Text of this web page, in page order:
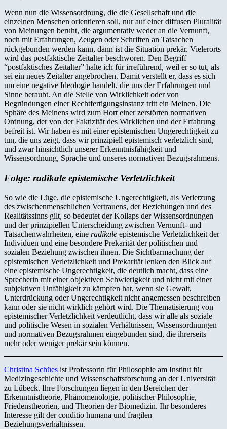
Wenn nun die Wissensordnung, die die Gesellschaft und die
einzelnen Menschen orientieren soll, nur auf einer diffusen Pluralität
von Meinungen beruht, die argumentativ weder an die Vernunft,
noch mit Erfahrungen, Zeugen oder Schriften an Tatsachen
rückgebunden werden kann, dann ist die Situation prekär. Vielerorts
wird das postfaktische Zeitalter beschworen. Den Begriff
“postfaktisches Zeitalter” halte ich für irreführend, weil er so tut, als
sei ein neues Zeitalter angebrochen. Damit verstellt er, dass es sich
um eine negative Ideologie handelt, die uns der Erfahrungen und
Sinne beraubt. An die Stelle von Wirklichkeit oder von
Begründungen einer Rechtfertigungsinstanz tritt ein Meinen. Die
Sphäre des Meinens wird zum Hort einer zerstörten normativen
Ordnung, der von der Faktizität des Wirklichen und der Erfahrung
befreit ist. Wir haben es mit einer epistemischen Ungerechtigkeit zu
tun, die uns zeigt, dass wir prinzipiell epistemisch verletzlich sind,
und zwar hinsichtlich unserer Erkenntnisfähigkeit und
Wissensordnung, Sprache und unseres normativen Bezugsrahmens.
Folge: radikale epistemische Verletzlichkeit
So wie die Lüge, die epistemische Ungerechtigkeit, als Verletzung
des zwischenmenschlichen Vertrauens, der Beziehungen und des
Realitätssinns gilt, so bedeutet der Kollaps der Wissensordnungen
und der prinzipiellen Unterscheidung zwischen Vernunft- und
Tatsachenwahrheiten, eine radikale epistemische Verletzlichkeit der
Individuen und eine besondere Prekarität der politischen und
sozialen Beziehung zwischen ihnen. Die Sichtbarmachung der
epistemischen Verletzlichkeit und Prekarität lenken den Blick auf
eine epistemische Ungerechtigkeit, die deutlich macht, dass eine
Sprecherin mit einer objektiven Schwierigkeit und nicht mit einer
subjektiven Unfähigkeit zu kämpfen hat, wenn sie Gewalt,
Unterdrückung oder Ungerechtigkeit nicht angemessen beschreiben
kann oder sie nicht wirklich gehört wird. Die Thematisierung von
epistemischer Verletzlichkeit verdeutlicht, dass wir alle als soziale
und politische Wesen in sozialen Verhältnissen, Wissensordnungen
und normativen Bezugsrahmen eingebunden sind, die ihrerseits
mehr oder weniger prekär sein können.
Christina Schües ist Professorin für Philosophie am Institut für
Medizingeschichte und Wissenschaftsforschung an der Universität
zu Lübeck. Ihre Forschungen liegen in den Bereichen der
Erkenntnistheorie, Phänomenologie, politischer Philosophie,
Friedenstheorien, und Theorien der Biomedizin. Ihr besonderes
Interesse gilt der conditio humana und fragilen
Beziehungsverhältnissen.